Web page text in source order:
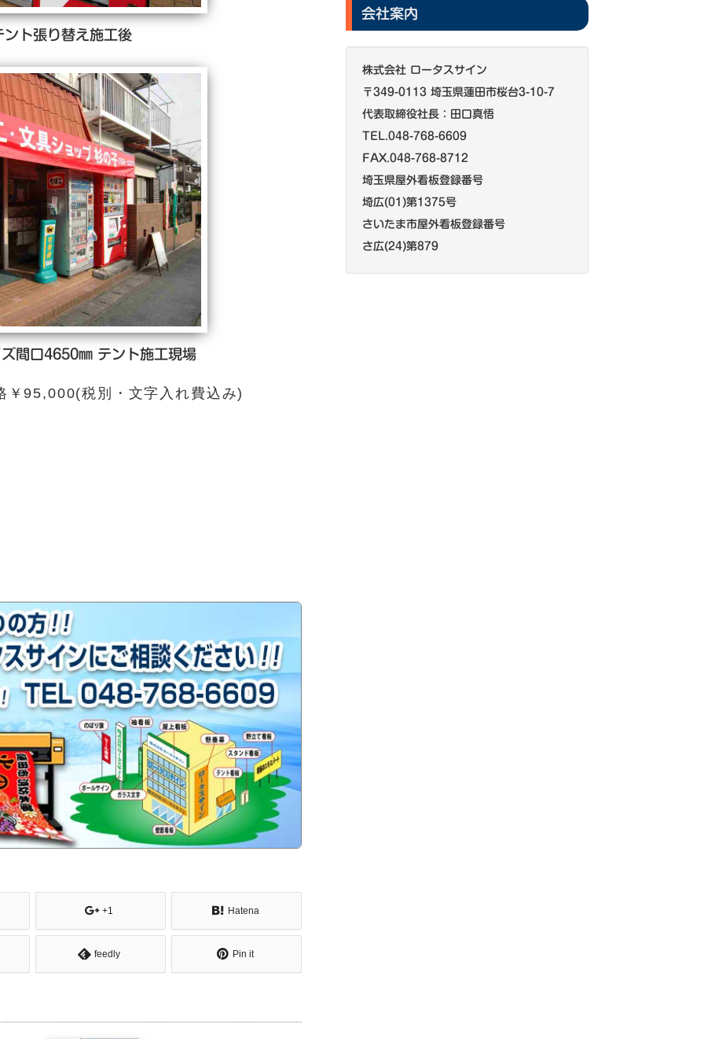
ト張り替え施工後
間口4650㎜ テント施工現場
￥95,000(税別・文字入れ費込み)
+1 Hatena
feedly Pin it
会社案内
株式会社 ロータスサイン
〒349-0113 埼玉県蓮田市桜台3-10-7
代表取締役社長：田口真悟
TEL.048-768-6609
FAX.048-768-8712
埼玉県屋外看板登録番号
埼広(01)第1375号
さいたま市屋外看板登録番号
さ広(24)第879